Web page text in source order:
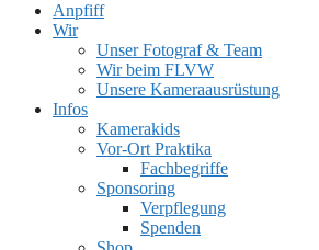
Anpfiff
Wir
Unser Fotograf & Team
Wir beim FLVW
Unsere Kameraausrüstung
Infos
Kamerakids
Vor-Ort Praktika
Fachbegriffe
Sponsoring
Verpflegung
Spenden